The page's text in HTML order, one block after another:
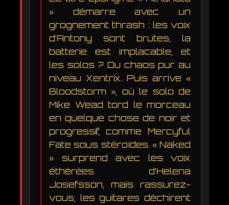
» démarre avec un
grognement thrash : les voix
d’Antony sont brutes, la
batterie est implacable, et
les solos ? Du chaos pur au
niveau Xentrix. Puis arrive «
Bloodstorm », où le solo de
Mike Wead tord le morceau
en quelque chose de noir et
progressif, comme Mercyful
Fate sous stéroïdes. « Naked
» surprend avec les voix
éthérées d’Helena
Josefsson, mais rassurez-
vous, les guitares déchirent